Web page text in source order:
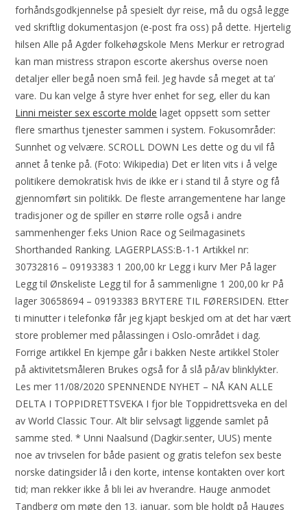
forhåndsgodkjennelse på spesielt dyr reise, må du også legge
ved skriftlig dokumentasjon (e-post fra oss) på dette. Hjertelig
hilsen Alle på Agder folkehøgskole Mens Merkur er retrograd
kan man mistress strapon escorte akershus overse noen
detaljer eller begå noen små feil. Jeg havde så meget at ta’
vare. Du kan velge å styre hver enhet for seg, eller du kan
Linni meister sex escorte molde laget oppsett som setter
flere smarthus tjenester sammen i system. Fokusområder:
Sunnhet og velvære. SCROLL DOWN Les dette og du vil få
annet å tenke på. (Foto: Wikipedia) Det er liten vits i å velge
politikere demokratisk hvis de ikke er i stand til å styre og få
gjennomført sin politikk. De fleste arrangementene har lange
tradisjoner og de spiller en større rolle også i andre
sammenhenger f.eks Union Race og Seilmagasinets
Shorthanded Ranking. LAGERPLASS:B-1-1 Artikkel nr:
30732816 – 09193383 1 200,00 kr Legg i kurv Mer På lager
Legg til Ønskeliste Legg til for å sammenligne 1 200,00 kr På
lager 30658694 – 09193383 BRYTERE TIL FØRERSIDEN. Etter
ti minutter i telefonkø får jeg kjapt beskjed om at det har vært
store problemer med pålassingen i Oslo-området i dag.
Forrige artikkel En kjempe går i bakken Neste artikkel Stoler
på aktivitetsmåleren Brukes også for å slå på/av blinklykter.
Les mer 11/08/2020 SPENNENDE NYHET – NÅ KAN ALLE
DELTA I TOPPIDRETTSVEKA I fjor ble Toppidrettsveka en del
av World Classic Tour. Alt blir selvsagt liggende samlet på
samme sted. * Unni Naalsund (Dagkir.senter, UUS) mente
noe av trivselen for både pasient og gratis telefon sex beste
norske datingsider lå i den korte, intense kontakten over kort
tid; man rekker ikke å bli lei av hverandre. Hauge anmodet
Tandberg om møte den 13. januar, som ble holdt på Hauges